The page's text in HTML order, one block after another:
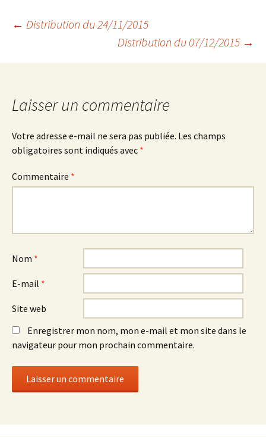
Navigation
des
articles
← Distribution du 24/11/2015
Distribution du 07/12/2015 →
Laisser un commentaire
Votre adresse e-mail ne sera pas publiée. Les champs
obligatoires sont indiqués avec *
Commentaire *
Nom *
E-mail *
Site web
Enregistrer mon nom, mon e-mail et mon site dans le
navigateur pour mon prochain commentaire.